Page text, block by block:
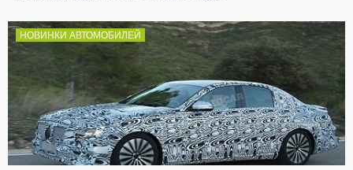
НОВИНКИ АВТОМОБИЛЕЙ